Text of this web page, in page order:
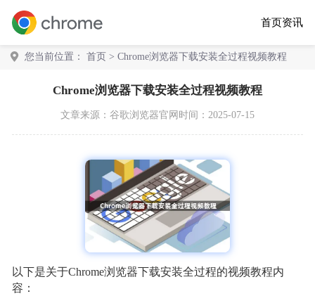
首页资讯
您当前位置： 首页 > Chrome浏览器下载安装全过程视频教程
Chrome浏览器下载安装全过程视频教程
文章来源： 谷歌浏览器官网 时间：2025-07-15
以下是关于Chrome浏览器下载安装全过程的视频教程内
容：